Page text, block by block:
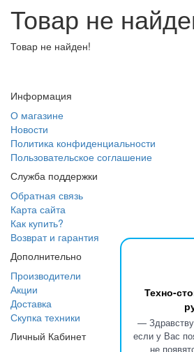
Техно-
—
если у Вас
не
Товар не
Товар не найден!
Информация
О магазине
Новости
Политика конфиденциальности
Пользовательское соглашение
Служба поддержки
Обратная связь
Карта сайта
Как купить?
Возврат и гарантия
Дополнительно
Производители
Акции
Доставка
Скупка техники
Личный Кабинет